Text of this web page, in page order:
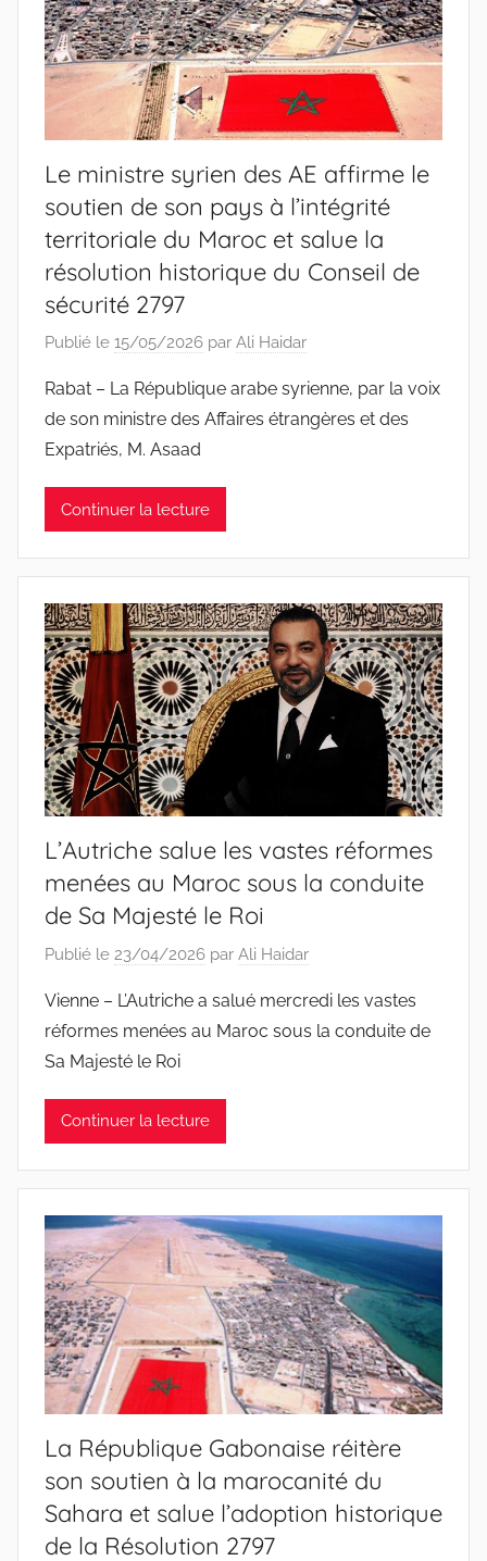
Le ministre syrien des AE affirme le
soutien de son pays à l’intégrité
territoriale du Maroc et salue la
résolution historique du Conseil de
sécurité 2797
Publié le 15/05/2026 par Ali Haidar
Rabat – La République arabe syrienne, par la voix
de son ministre des Affaires étrangères et des
Expatriés, M. Asaad
Continuer la lecture
L’Autriche salue les vastes réformes
menées au Maroc sous la conduite
de Sa Majesté le Roi
Publié le 23/04/2026 par Ali Haidar
Vienne – L’Autriche a salué mercredi les vastes
réformes menées au Maroc sous la conduite de
Sa Majesté le Roi
Continuer la lecture
La République Gabonaise réitère
son soutien à la marocanité du
Sahara et salue l’adoption historique
de la Résolution 2797